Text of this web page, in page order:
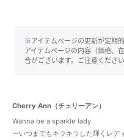
※アイテムページの更新が定期
アイテムページの内容（価格、
合がございます。ご注意ください
Cherry Ann（チェリーアン）
Wanna be a sparkle lady
ーいつまでもキラキラした輝くレデ